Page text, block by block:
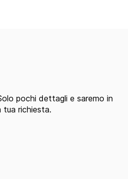
pochi dettagli e saremo in
tua richiesta.